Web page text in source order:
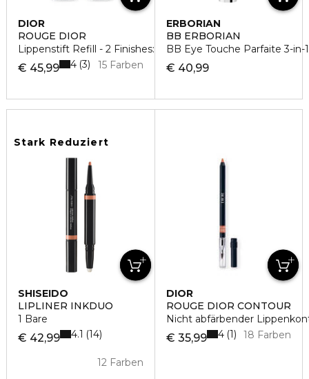
DIOR
ROUGE DIOR
Lippenstift Refill - 2 Finishes: Samt und Satin
€ 45,99 15 Farben
4 3
ERBORIAN
BB ERBORIAN
BB Eye Touche Parfaite 3-
€ 40,99
Stark Reduziert
SHISEIDO
LIPLINER INKDUO
1 Bare
€ 42,99
12 Farben
4.1 14
DIOR
ROUGE DIOR CONTOUR
Nicht abfärbender
€ 35,99 18 Farben
4 1